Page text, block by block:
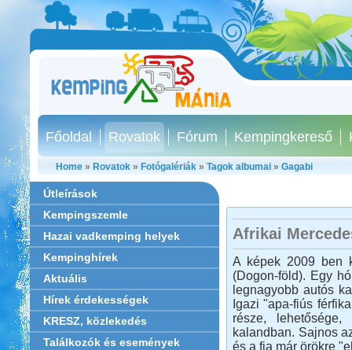
Főoldal Rovatok Fórum Kempingkereső
Home » Rovatok » Fotógalériák » Tagok albumai » Gagabi
Útleírások
Kempingszemle
Hazai vadkemping helyek
Kempinghírek
Aktuális
Hírek érdekességek
KRESZ, közlekedés
Találkozók és események
Afrikai
A képek 2009 ben
(Dogon-föld). Egy
legnagyobb autós
Igazi "apa-fiús
része,
kalandban. Sajnos
és a fia már örökre